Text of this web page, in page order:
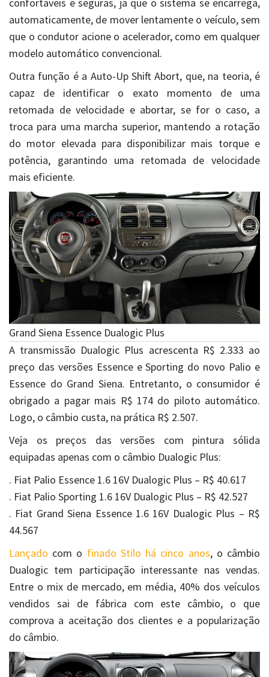
confortáveis e seguras, já que o sistema se encarrega,
automaticamente, de mover lentamente o veículo, sem
que o condutor acione o acelerador, como em qualquer
modelo automático convencional.
Outra função é a Auto-Up Shift Abort, que, na teoria, é
capaz de identificar o exato momento de uma
retomada de velocidade e abortar, se for o caso, a
troca para uma marcha superior, mantendo a rotação
do motor elevada para disponibilizar mais torque e
potência, garantindo uma retomada de velocidade
mais eficiente.
Grand Siena Essence Dualogic Plus
A transmissão Dualogic Plus acrescenta R$ 2.333 ao
preço das versões Essence e Sporting do novo Palio e
Essence do Grand Siena. Entretanto, o consumidor é
obrigado a pagar mais R$ 174 do piloto automático.
Logo, o câmbio custa, na prática R$ 2.507.
Veja os preços das versões com pintura sólida
equipadas apenas com o câmbio Dualogic Plus:
. Fiat Palio Essence 1.6 16V Dualogic Plus – R$ 40.617
. Fiat Palio Sporting 1.6 16V Dualogic Plus – R$ 42.527
. Fiat Grand Siena Essence 1.6 16V Dualogic Plus – R$
44.567
Lançado com o finado Stilo há cinco anos, o câmbio
Dualogic tem participação interessante nas vendas.
Entre o mix de mercado, em média, 40% dos veículos
vendidos sai de fábrica com este câmbio, o que
comprova a aceitação dos clientes e a popularização
do câmbio.